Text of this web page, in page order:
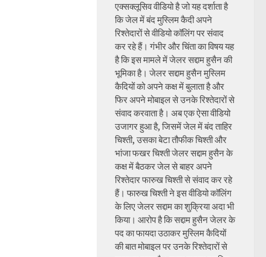
एक्सक्लूसिव वीडियो है जो यह दर्शाता है
कि जेल में बंद मुस्लिम कैदी अपने
रिश्तेदारों से वीडियो कॉलिंग पर संवाद
कर रहे हैं। गंभीर और चिंता का विषय यह
है कि इस मामले में जेलर सद्दाम हुसैन की
भूमिका है। जेलर सद्दाम हुसैन मुस्लिम
कैदियों को अपने कक्ष में बुलाता है और
फिर अपने मोबाइल से उनके रिश्तेदारों से
संवाद करवाता है। अब एक ऐसा वीडियो
उजागर हुआ है, जिसमें जेल में बंद ताहिर
चिश्ती, उसका बेटा तौफीक चिश्ती और
भांजा फखर चिश्ती जेलर सद्दाम हुसैन के
कक्ष में बैठकर जेल से बाहर अपने
रिश्तेदार फारुख चिश्ती से संवाद कर रहे
हैं। फारुख चिश्ती ने इस वीडियो कॉलिंग
के लिए जेलर सद्दाम का शुक्रिया अदा भी
किया। आरोप है कि सद्दाम हुसैन जेलर के
पद का फायदा उठाकर मुस्लिम कैदियों
की बात मोबाइल पर उनके रिश्तेदारों से